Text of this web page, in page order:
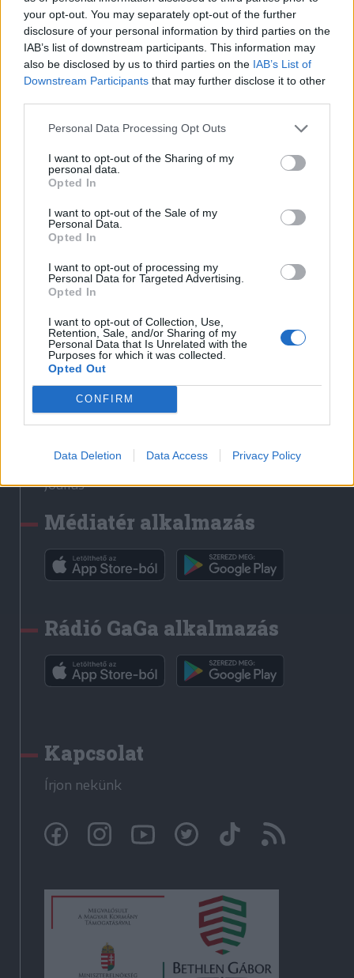
your opt-out. You may separately opt-out of the further
disclosure of your personal information by third parties on the
IAB’s list of downstream participants. This information may
also be disclosed by us to third parties on the IAB’s List of
Downstream Participants that may further disclose it to other
Personal Data Processing Opt Outs
I want to opt-out of the Sharing of my
personal data.
Opted In
I want to opt-out of the Sale of my
Personal Data.
Opted In
I want to opt-out of processing my
Personal Data for Targeted Advertising.
Opted In
I want to opt-out of Collection, Use,
Retention, Sale, and/or Sharing of my
Personal Data that Is Unrelated with the
Purposes for which it was collected.
Opted Out
CONFIRM
Data Deletion Data Access Privacy Policy
Szerzői jogok
Adatvédelmi tájékoztató
Cookie-kezelési tájékoztató
Hozzászólási szabályzat
Nyomtatott lapjaink archívuma
Székely Hírmondó archívuma
Sütibeállítások
Médiatér
Liget
Krónika
Bihari Napló
Erdélyi Napló
Főtér
Rádió GaGa
Jóállás
Médiatér alkalmazás
Rádió GaGa alkalmazás
Kapcsolat
Írjon nekünk